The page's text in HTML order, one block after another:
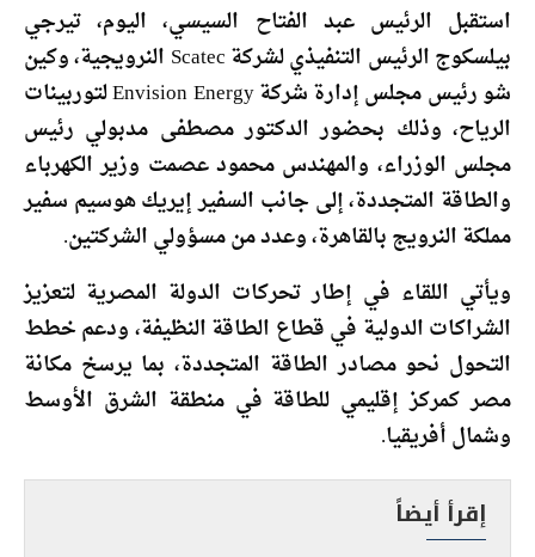
استقبل الرئيس عبد الفتاح السيسي، اليوم، تيرجي
بيلسكوج الرئيس التنفيذي لشركة Scatec النرويجية، وكين
شو رئيس مجلس إدارة شركة Envision Energy لتوربينات
الرياح، وذلك بحضور الدكتور مصطفى مدبولي رئيس
مجلس الوزراء، والمهندس محمود عصمت وزير الكهرباء
والطاقة المتجددة، إلى جانب السفير إيريك هوسيم سفير
مملكة النرويج بالقاهرة، وعدد من مسؤولي الشركتين.
ويأتي اللقاء في إطار تحركات الدولة المصرية لتعزيز
الشراكات الدولية في قطاع الطاقة النظيفة، ودعم خطط
التحول نحو مصادر الطاقة المتجددة، بما يرسخ مكانة
مصر كمركز إقليمي للطاقة في منطقة الشرق الأوسط
وشمال أفريقيا.
إقرأ أيضاً